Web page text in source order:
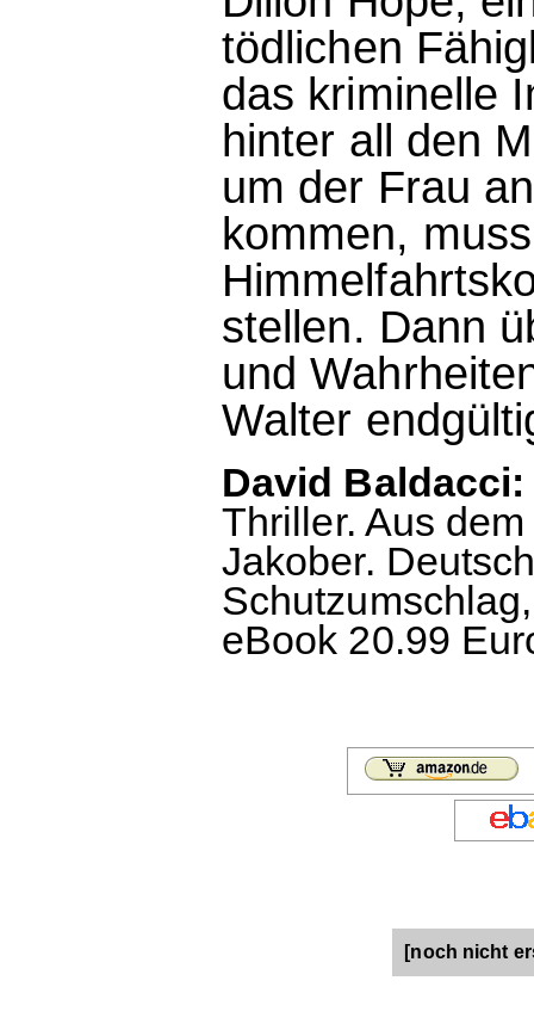
tödlichen
das kriminelle
hinter all den
um der Frau
kommen,
stellen. Dann
und
Walter
David Baldacci:
Thriller. Aus
Jakober.
eBook 20.99
[noch nicht